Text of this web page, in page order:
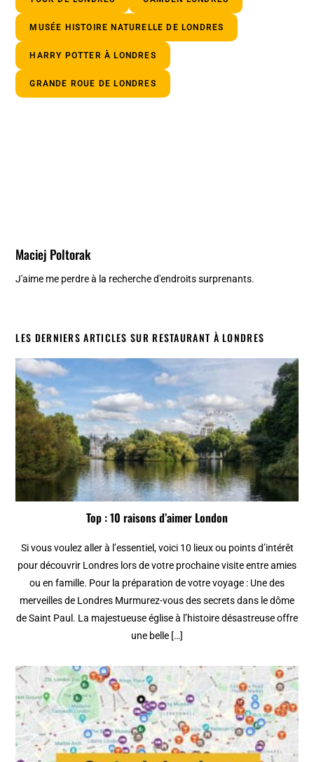
MUSÉE HISTOIRE NATURELLE DE LONDRES
HARRY POTTER À LONDRES
GRANDE ROUE DE LONDRES
Maciej Poltorak
J'aime me perdre à la recherche d'endroits surprenants.
LES DERNIERS ARTICLES SUR RESTAURANT À LONDRES
Top : 10 raisons d’aimer London
Si vous voulez aller à l’essentiel, voici 10 lieux ou points d’intérêt
pour découvrir Londres lors de votre prochaine visite entre amies
ou en famille. Pour la préparation de votre voyage : Une des
merveilles de Londres Murmurez-vous des secrets dans le dôme
de Saint Paul. La majestueuse église à l’histoire désastreuse offre
une belle […]